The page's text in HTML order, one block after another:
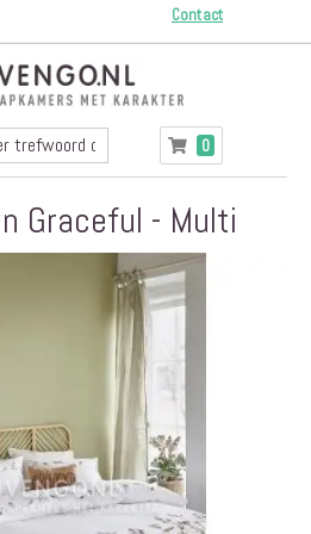
Contact
Winkelwagen
0producten
Graceful - Multi